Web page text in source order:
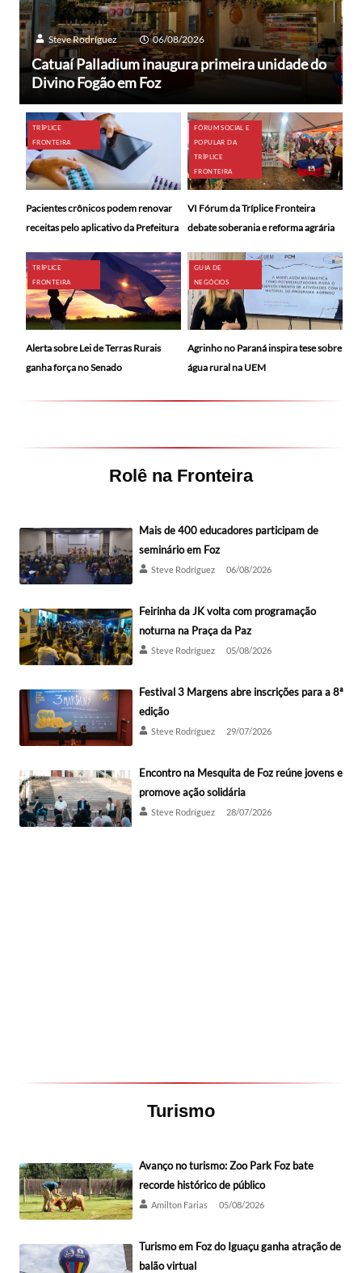
Steve Rodríguez 06/08/2026
Catuaí Palladium inaugura primeira unidade do
Divino Fogão em Foz
TRÍPLICE
FRONTEIRA
Pacientes crônicos podem renovar
receitas pelo aplicativo da Prefeitura
FÓRUM SOCIAL E
POPULAR DA
TRÍPLICE
FRONTEIRA
VI Fórum da Tríplice Fronteira
debate soberania e reforma agrária
TRÍPLICE
FRONTEIRA
Alerta sobre Lei de Terras Rurais
ganha força no Senado
GUIA DE
NEGÓCIOS
Agrinho no Paraná inspira tese sobre
água rural na UEM
Rolê na Fronteira
Mais de 400 educadores participam de
seminário em Foz
Steve Rodríguez 06/08/2026
Feirinha da JK volta com programação
noturna na Praça da Paz
Steve Rodríguez 05/08/2026
Festival 3 Margens abre inscrições para a 8ª
edição
Steve Rodríguez 29/07/2026
Encontro na Mesquita de Foz reúne jovens e
promove ação solidária
Steve Rodríguez 28/07/2026
Turismo
Avanço no turismo: Zoo Park Foz bate
recorde histórico de público
Amilton Farias 05/08/2026
Turismo em Foz do Iguaçu ganha atração de
balão virtual